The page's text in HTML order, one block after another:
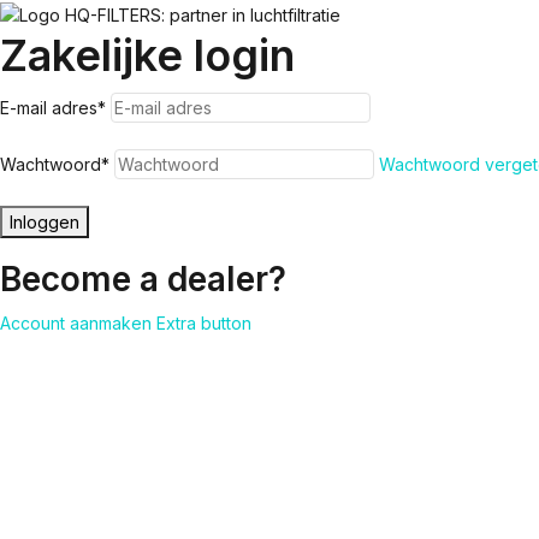
Zakelijke login
E-mail adres*
Wachtwoord* Wachtwoord
Inloggen
Become a dealer?
Account aanmaken Extra button